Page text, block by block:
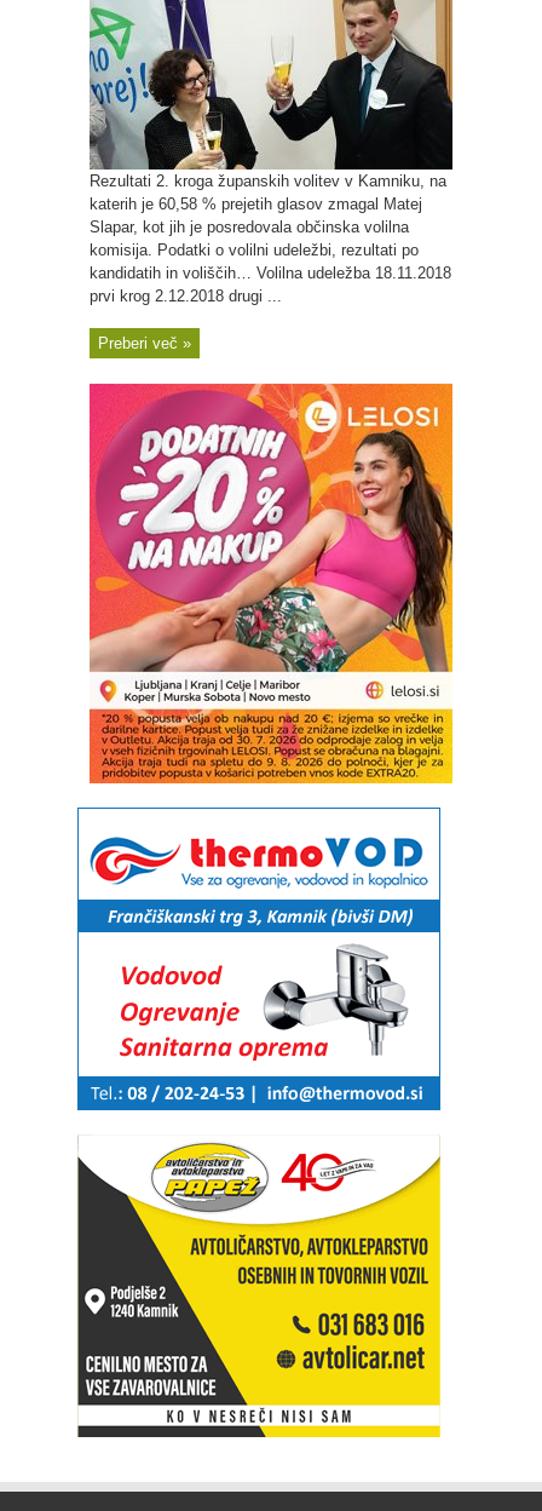
Rezultati 2. kroga županskih volitev v Kamniku, na
katerih je 60,58 % prejetih glasov zmagal Matej
Slapar, kot jih je posredovala občinska volilna
komisija. Podatki o volilni udeležbi, rezultati po
kandidatih in voliščih… Volilna udeležba 18.11.2018
prvi krog 2.12.2018 drugi ...
Preberi več »